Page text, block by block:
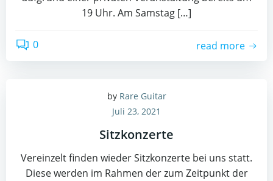
19 Uhr. Am Samstag […]
0 read more
by Rare Guitar
Juli 23, 2021
Sitzkonzerte
Vereinzelt finden wieder Sitzkonzerte bei uns statt.
Diese werden im Rahmen der zum Zeitpunkt der